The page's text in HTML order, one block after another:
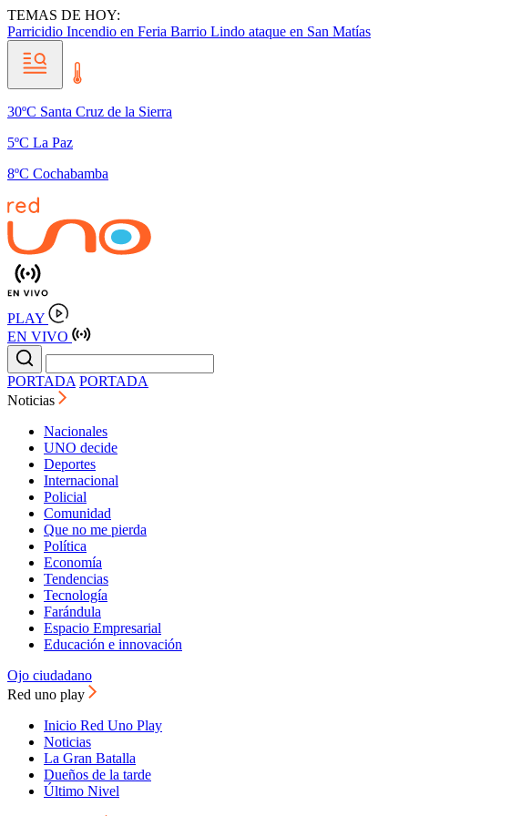
TEMAS DE HOY:
Parricidio Incendio en Feria Barrio Lindo ataque en San Matías
30ºC Santa Cruz de la Sierra
5ºC La Paz
8ºC Cochabamba
PLAY
EN VIVO
PORTADA PORTADA
Noticias
Nacionales
UNO decide
Deportes
Internacional
Policial
Comunidad
Que no me pierda
Política
Economía
Tendencias
Tecnología
Farándula
Espacio Empresarial
Educación e innovación
Ojo ciudadano
Red uno play
Inicio Red Uno Play
Noticias
La Gran Batalla
Dueños de la tarde
Último Nivel